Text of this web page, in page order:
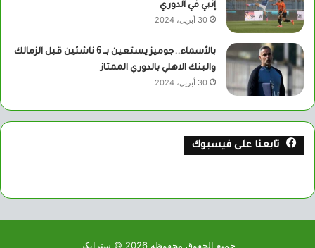
إنبي في الدوري
30 أبريل، 2024
بالأسماء..جوميز يستعين بــ 6 ناشئين قبل الزمالك
والبنك الاهلي بالدوري الممتاز
30 أبريل، 2024
تابعنا على فيسبوك
جميع الحقوق محفوظة 2026 © سترايكر